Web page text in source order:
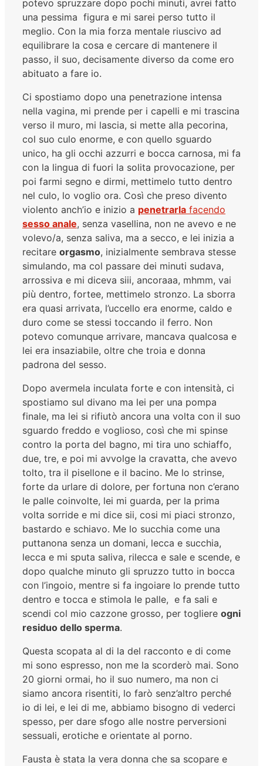
potevo spruzzare dopo pochi minuti, avrei fatto
una pessima figura e mi sarei perso tutto il
meglio. Con la mia forza mentale riuscivo ad
equilibrare la cosa e cercare di mantenere il
passo, il suo, decisamente diverso da come ero
abituato a fare io.
Ci spostiamo dopo una penetrazione intensa
nella vagina, mi prende per i capelli e mi trascina
verso il muro, mi lascia, si mette alla pecorina,
col suo culo enorme, e con quello sguardo
unico, ha gli occhi azzurri e bocca carnosa, mi fa
con la lingua di fuori la solita provocazione, per
poi farmi segno e dirmi, mettimelo tutto dentro
nel culo, lo voglio ora. Così che preso divento
violento anch’io e inizio a penetrarla facendo
sesso anale, senza vasellina, non ne avevo e ne
volevo/a, senza saliva, ma a secco, e lei inizia a
recitare orgasmo, inizialmente sembrava stesse
simulando, ma col passare dei minuti sudava,
arrossiva e mi diceva siii, ancoraaa, mhmm, vai
più dentro, fortee, mettimelo stronzo. La sborra
era quasi arrivata, l’uccello era enorme, caldo e
duro come se stessi toccando il ferro. Non
potevo comunque arrivare, mancava qualcosa e
lei era insaziabile, oltre che troia e donna
padrona del sesso.
Dopo avermela inculata forte e con intensità, ci
spostiamo sul divano ma lei per una pompa
finale, ma lei si rifiutò ancora una volta con il suo
sguardo freddo e voglioso, così che mi spinse
contro la porta del bagno, mi tira uno schiaffo,
due, tre, e poi mi avvolge la cravatta, che avevo
tolto, tra il pisellone e il bacino. Me lo strinse,
forte da urlare di dolore, per fortuna non c’erano
le palle coinvolte, lei mi guarda, per la prima
volta sorride e mi dice sii, cosi mi piaci stronzo,
bastardo e schiavo. Me lo succhia come una
puttanona senza un domani, lecca e succhia,
lecca e mi sputa saliva, rilecca e sale e scende, e
dopo qualche minuto gli spruzzo tutto in bocca
con l’ingoio, mentre si fa ingoiare lo prende tutto
dentro e tocca e stimola le palle, e fa sali e
scendi col mio cazzone grosso, per togliere ogni
residuo dello sperma.
Questa scopata al di la del racconto e di come
mi sono espresso, non me la scorderò mai. Sono
20 giorni ormai, ho il suo numero, ma non ci
siamo ancora risentiti, lo farò senz’altro perché
io di lei, e lei di me, abbiamo bisogno di vederci
spesso, per dare sfogo alle nostre perversioni
sessuali, erotiche e orientate al porno.
Fausta è stata la vera donna che sa scopare e